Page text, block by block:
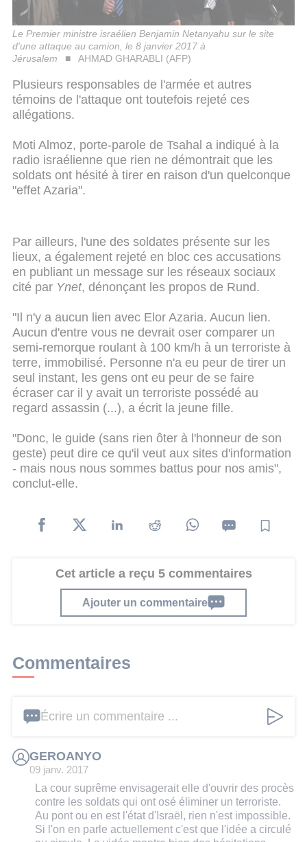
Le Premier ministre israélien Benjamin Netanyahu sur le site
d'une attaque au camion, le 8 janvier 2017 à
Jérusalem
AHMAD GHARABLI (AFP)
Plusieurs responsables de l'armée et autres
témoins de l'attaque ont toutefois rejeté ces
allégations.
Moti Almoz, porte-parole de Tsahal a indiqué à la
radio israélienne que rien ne démontrait que les
soldats ont hésité à tirer en raison d'un quelconque
"effet Azaria".
Par ailleurs, l'une des soldates présente sur les
lieux, a également rejeté en bloc ces accusations
en publiant un message sur les réseaux sociaux
cité par Ynet, dénonçant les propos de Rund.
"Il n'y a aucun lien avec Elor Azaria. Aucun lien.
Aucun d'entre vous ne devrait oser comparer un
semi-remorque roulant à 100 km/h à un terroriste à
terre, immobilisé. Personne n'a eu peur de tirer un
seul instant, les gens ont eu peur de se faire
écraser car il y avait un terroriste possédé au
regard assassin (...), a écrit la jeune fille.
"Donc, le guide (sans rien ôter à l'honneur de son
geste) peut dire ce qu'il veut aux sites d'information
- mais nous nous sommes battus pour nos amis",
conclut-elle.
Cet article a reçu 5 commentaires
Ajouter un commentaire
Commentaires
Écrire un commentaire ...
GEROANYO
09 janv. 2017
La cour suprême envisagerait elle d'ouvrir des procès
contre les soldats qui ont osé éliminer un terroriste.
Au pont ou en est l'état d'Israël, rien n'est impossible.
Si l'on en parle actuellement c'est que l'idée a circulé